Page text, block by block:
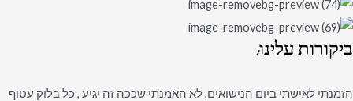
ביקורותעלינו:
הזמנתי לאישתי ביום הנישואים, לא האמנתי שככה זה יגיע , כל בלוק עטוף